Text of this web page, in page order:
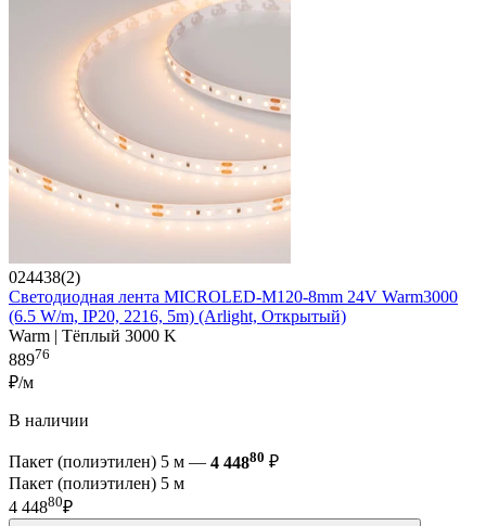
024438(2)
Светодиодная лента MICROLED-M120-8mm 24V Warm3000
(6.5 W/m, IP20, 2216, 5m) (Arlight, Открытый)
Warm | Тёплый 3000 K
88976
₽/м
В наличии
Пакет (полиэтилен) 5 м — 4 44880 ₽
Пакет (полиэтилен) 5 м
4 44880₽